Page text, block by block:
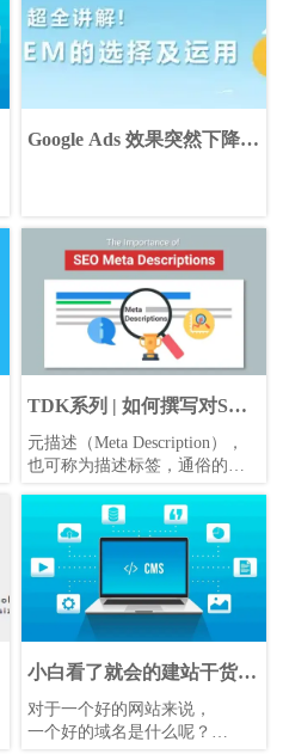
Google Ads 效果突然下降的
TDK系列 | 如何撰写对SEO
友好的元描述？
元描述（Meta Description），
也可称为描述标签，通俗的讲
描述，长度一般为一两句话，
会出现在搜索引擎结果页面
（SERP）中标题与URL的下
方。
小白看了就会的建站干货-
域名
对于一个好的网站来说，
一个好的域名是什么呢？